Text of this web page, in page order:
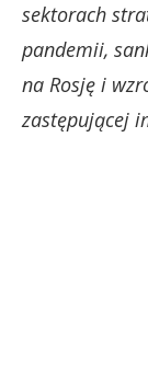
sektorach
pandemii,
na Rosję i
zastępującej